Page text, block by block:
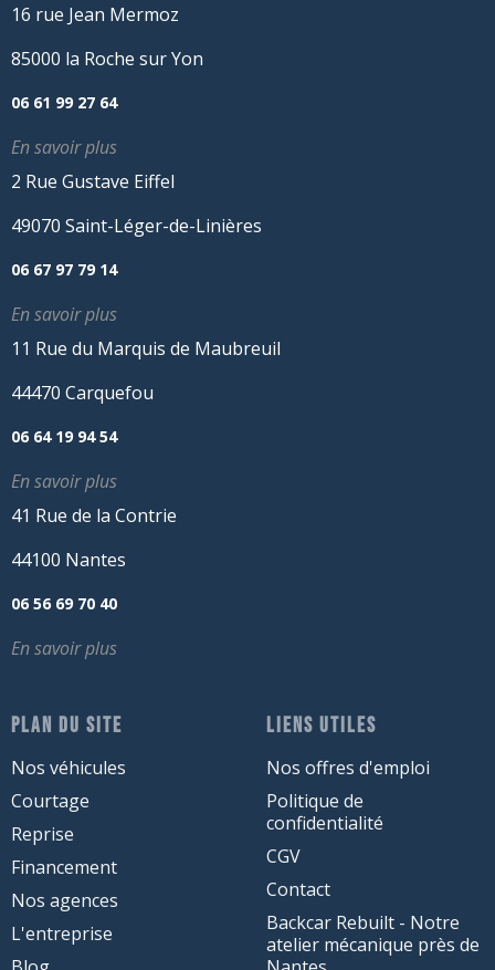
16 rue Jean Mermoz
85000 la Roche sur Yon
06 61 99 27 64
En savoir plus
2 Rue Gustave Eiffel
49070 Saint-Léger-de-Linières
06 67 97 79 14
En savoir plus
11 Rue du Marquis de Maubreuil
44470 Carquefou
06 64 19 94 54
En savoir plus
41 Rue de la Contrie
44100 Nantes
06 56 69 70 40
En savoir plus
PLAN DU SITE
Nos véhicules
Courtage
Reprise
Financement
Nos agences
L'entreprise
LIENS UTILES
Nos offres d'emploi
Politique de
confidentialité
CGV
Contact
Backcar Rebuilt - Notre
atelier mécanique près de